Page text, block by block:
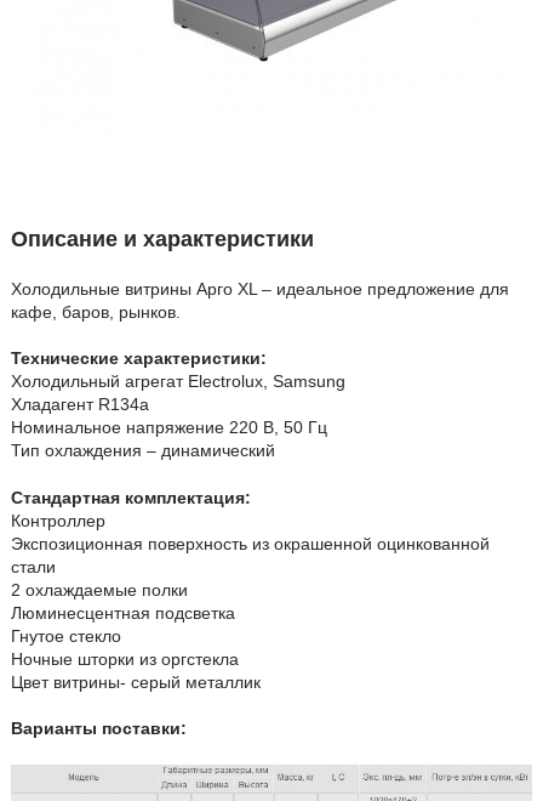
Описание и характеристики
Холодильные витрины Арго XL – идеальное предложение для
кафе, баров, рынков.
Технические характеристики:
Холодильный агрегат Electrolux, Samsung
Хладагент R134a
Номинальное напряжение 220 В, 50 Гц
Тип охлаждения – динамический
Стандартная комплектация:
Контроллер
Экспозиционная поверхность из окрашенной оцинкованной
стали
2 охлаждаемые полки
Люминесцентная подсветка
Гнутое стекло
Ночные шторки из оргстекла
Цвет витрины- серый металлик
Варианты поставки: